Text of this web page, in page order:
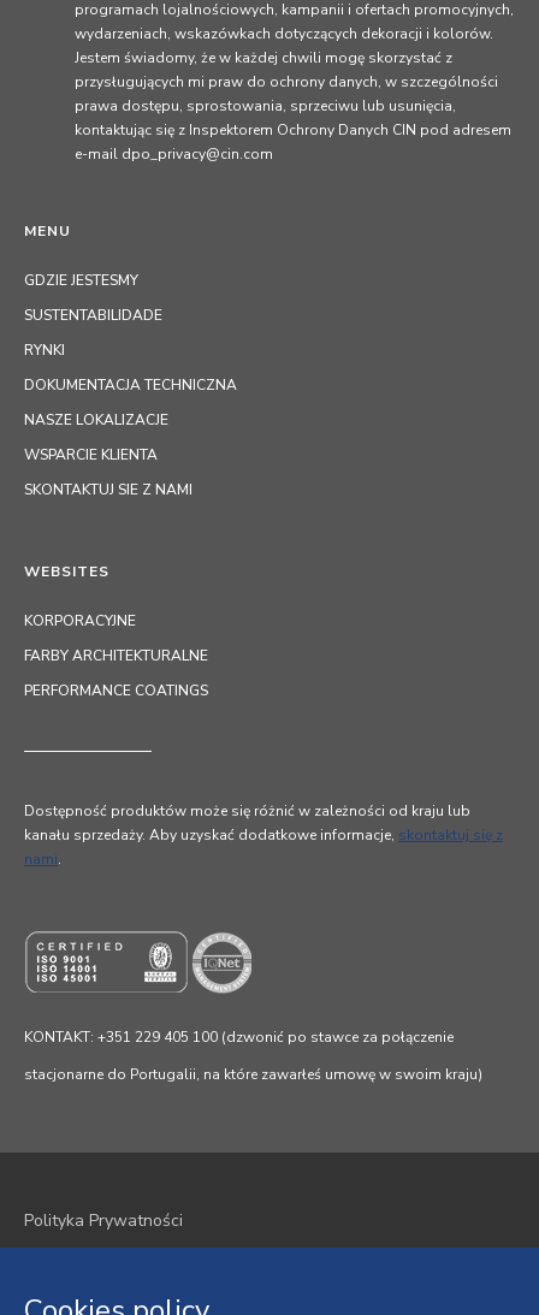
MENU
GDZIE JESTESMY
SUSTENTABILIDADE
RYNKI
DOKUMENTACJA TECHNICZNA
NASZE LOKALIZACJE
WSPARCIE KLIENTA
SKONTAKTUJ SIE Z NAMI
programach lojalnościowych, kampanii i ofertach promocyjnych,
wydarzeniach, wskazówkach dotyczących dekoracji i kolorów.
Jestem świadomy, że w każdej chwili mogę skorzystać z
przysługujących mi praw do ochrony danych, w szczególności
prawa dostępu, sprostowania, sprzeciwu lub usunięcia,
kontaktując się z Inspektorem Ochrony Danych CIN pod adresem
e-mail dpo_privacy@cin.com
WEBSITES
KORPORACYJNE
FARBY ARCHITEKTURALNE
PERFORMANCE COATINGS
Dostępność produktów może się różnić w zależności od kraju lub
kanału sprzedaży. Aby uzyskać dodatkowe informacje, skontaktuj się z
nami.
KONTAKT: +351 229 405 100 (dzwonić po stawce za połączenie
stacjonarne do Portugalii, na które zawarłeś umowę w swoim kraju)
Polityka Prywatności